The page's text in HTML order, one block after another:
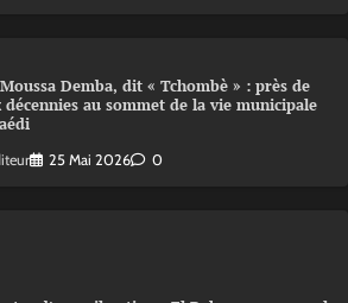
Demba, dit « Tchombè » : près de
décennies au sommet de la vie municipale
25 Mai 2026 0